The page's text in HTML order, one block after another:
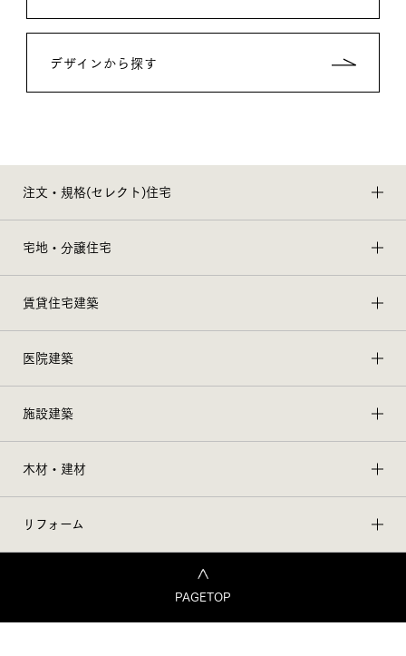
デザインから探す
注文・規格(セレクト)住宅
宅地・分譲住宅
賃貸住宅建築
医院建築
施設建築
木材・建材
リフォーム
PAGETOP